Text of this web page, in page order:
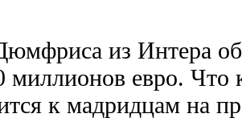
из Интера
миллионов евро. Что
к мадридцам на